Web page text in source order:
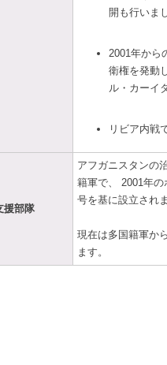
開も行いま
2001年から
衛権を発動
ル・カーイ
リビア内戦
援部隊
アフガニスタンの
籍軍で、 2001年
号を基に設立され
現在は多国籍軍か
ます。